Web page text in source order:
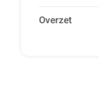
Overzet